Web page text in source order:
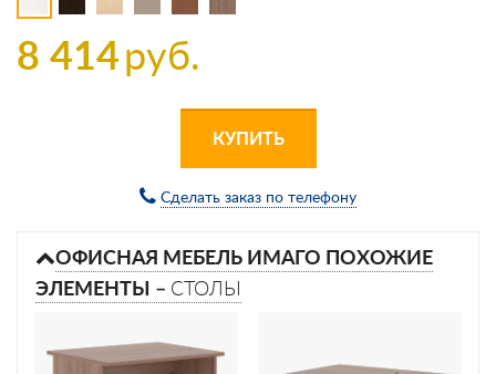
8 414руб.
КУПИТЬ
Сделать заказ по телефону
ОФИСНАЯ МЕБЕЛЬ ИМАГО ПОХОЖИЕ
ЭЛЕМЕНТЫ – СТОЛЫ